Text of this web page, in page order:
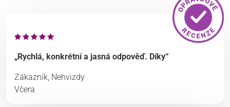
„Rychlá, konkrétní a jasná odpověď. Díky“
Zákazník, Nehvizdy
Včera